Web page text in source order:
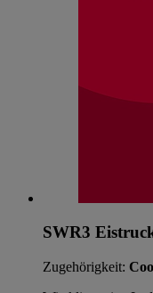
SWR3
Zugehörigkeit: